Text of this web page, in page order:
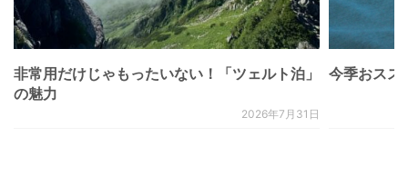
非常用だけじゃもったいない！「ツェルト泊」
の魅力
2026年7月31日
今季おスス